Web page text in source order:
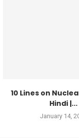
10 Lines on
Hindi |...
January 14,